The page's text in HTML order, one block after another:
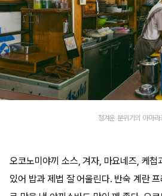
정겨운 분위기의 아마라
오코노미야끼 소스, 겨자, 마요네즈, 케첩
있어 밥과 제법 잘 어울린다. 반숙 계란